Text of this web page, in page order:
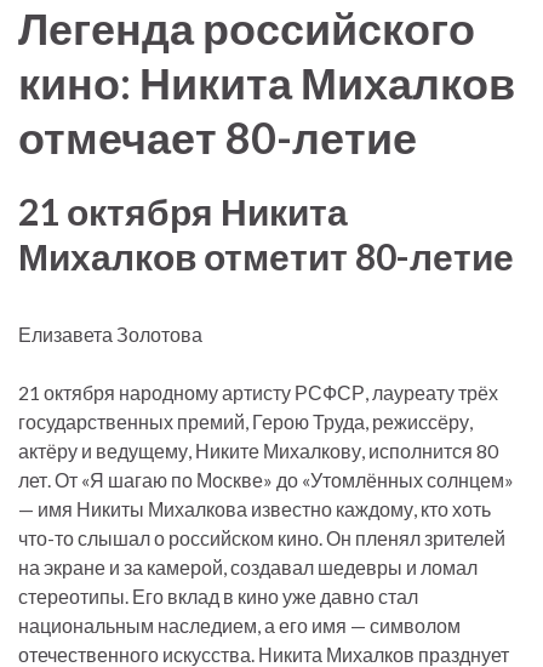
Легенда российского
кино: Никита Михалков
отмечает 80-летие
21 октября Никита
Михалков отметит 80-летие
Елизавета Золотова
21 октября народному артисту РСФСР, лауреату трёх
государственных премий, Герою Труда, режиссёру,
актёру и ведущему, Никите Михалкову, исполнится 80
лет. От «Я шагаю по Москве» до «Утомлённых солнцем»
— имя Никиты Михалкова известно каждому, кто хоть
что-то слышал о российском кино. Он пленял зрителей
на экране и за камерой, создавал шедевры и ломал
стереотипы. Его вклад в кино уже давно стал
национальным наследием, а его имя — символом
отечественного искусства. Никита Михалков празднует